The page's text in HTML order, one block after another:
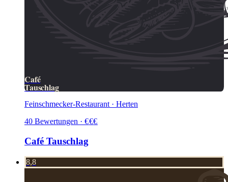
Café
Tauschlag
Feinschmecker-Restaurant · Herten
40 Bewertungen · €€€
Café Tauschlag
8,8